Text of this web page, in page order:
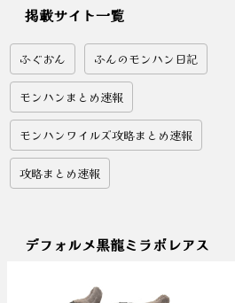
掲載サイト一覧
ふぐおん ふんのモンハン日記
モンハンまとめ速報
モンハンワイルズ攻略まとめ速報
攻略まとめ速報
デフォルメ黒龍ミラボレアス